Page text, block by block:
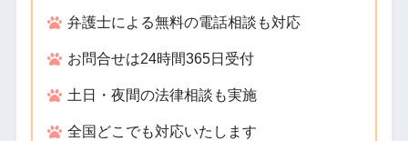
弁護士による無料の電話相談も対応
お問合せは24時間365日受付
土日・夜間の法律相談も実施
全国どこでも対応いたします